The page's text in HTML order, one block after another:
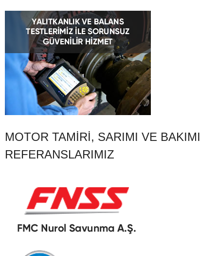
MOTOR TAMIRI, SARIMI VE BAKIMI
REFERANSLARIMIZ